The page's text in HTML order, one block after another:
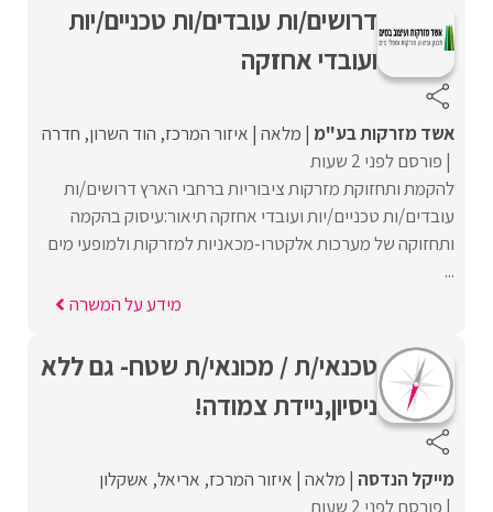
דרושים/ות עובדים/ות טכניים/יות
ועובדי אחזקה
אשד מזרקות בע"מ מלאה איזור המרכז הוד השרון חדרה
פורסם לפני 2 שעות
להקמת ותחזוקת מזרקות ציבוריות ברחבי הארץ דרושים/ות
עובדים/ות טכניים/יות ועובדי אחזקה תיאור:עיסוק בהקמה
ותחזוקה של מערכות אלקטרו-מכאניות למזרקות ולמופעי מים
...
מידע על המשרה
טכנאי/ת / מכונאי/ת שטח- גם ללא
ניסיון,ניידת צמודה!
מייקל הנדסה מלאה איזור המרכז אריאל אשקלון
פורסם לפני 2 שעות